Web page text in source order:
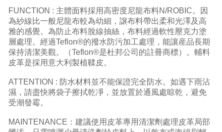
FUNCTION : 主體面料採用高密度尼龍布料N/ROBIC。因
為紗線比一般尼龍布較為幼細，譲布料帶出柔和光澤及高
雅的感覺。為防止布料脫線抽絲，布料經過軟性壓克力塗
層處理。經過Teflon®的撥水防污加工處理，能讓産品長期
保持清潔美觀。（Teflon®是杜邦公司的註冊商標）。輔料
皮革是採用意大利製植鞣皮。
ATTENTION : 防水材料並不能保證完全防水。如遇下雨沾
濕，請盡快將袋子擦拭乾凈，並放置於通風處晾乾，避免
受潮發霉。
MAINTENANCE：建議使用皮革專用清潔劑處理皮革局部